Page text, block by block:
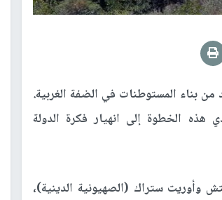
من بناء المستوطنات في الضفة الغربية.
الخطوة إلى انهيار فكرة الدولة
وأوريت ستراك (الصهيونية الدينية)،